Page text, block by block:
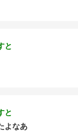
と
と
よなあ